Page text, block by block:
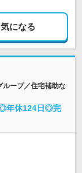
気になる
ループ／住宅補助な
◎年休124日◎完